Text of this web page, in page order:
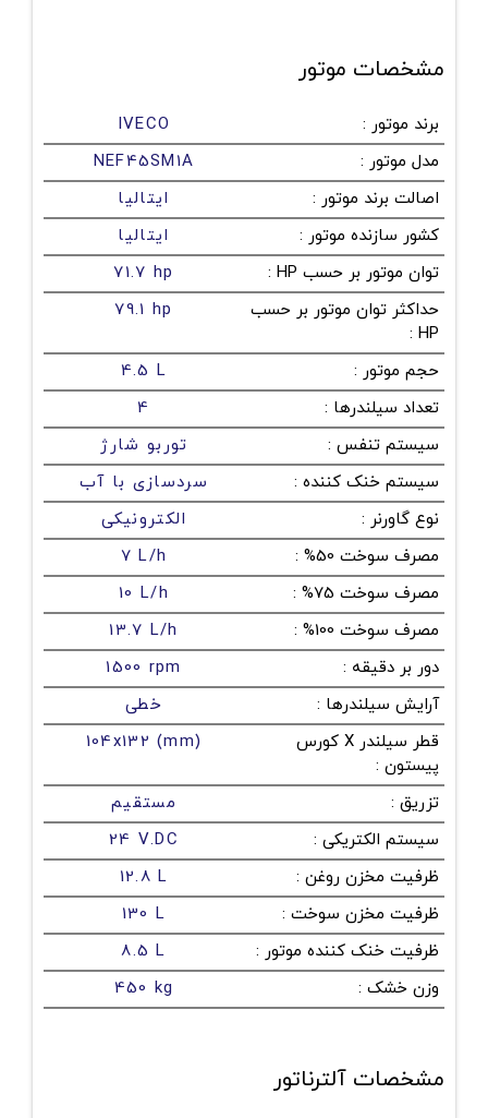
مشخصات موتور
برند موتور :
IVECO
مدل موتور :
NEF45SM1A
اصالت برند موتور :
ایتالیا
کشور سازنده موتور :
ایتالیا
توان موتور بر حسب HP
:
71.7 hp
حداکثر توان موتور بر حسب
HP
:
79.1 hp
حجم موتور :
4.5 L
تعداد سیلندرها :
4
سیستم تنفس :
توربو شارژ
سیستم خنک کننده :
سردسازی با آب
نوع گاورنر :
الکترونیکی
مصرف سوخت 50%
:
7 L/h
مصرف سوخت 75%
:
10 L/h
مصرف سوخت 100%
:
13.7 L/h
دور بر دقیقه :
1500 rpm
آرایش سیلندرها :
خطی
قطر سیلندر X کورس
پیستون :
104x132 (mm)
تزریق :
مستقیم
سیستم الکتریکی :
24 V.DC
ظرفیت مخزن روغن :
12.8 L
ظرفیت مخزن سوخت :
130 L
ظرفیت خنک کننده موتور :
8.5 L
وزن خشک :
450 kg
مشخصات آلترناتور